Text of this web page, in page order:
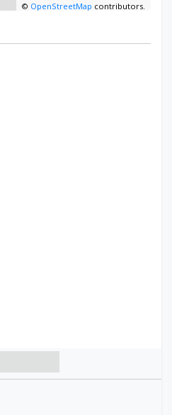
© OpenStreetMap contributors.